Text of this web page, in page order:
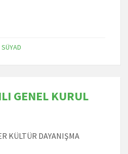
SÜYAD
GENEL KURUL
KÜLTÜR DAYANIŞMA